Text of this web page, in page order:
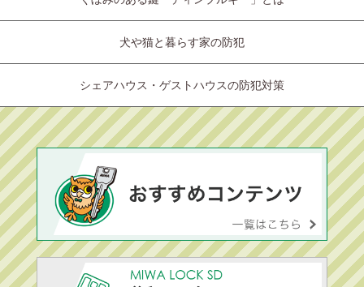
犬や猫と暮らす家の防犯
シェアハウス・ゲストハウスの防犯対策